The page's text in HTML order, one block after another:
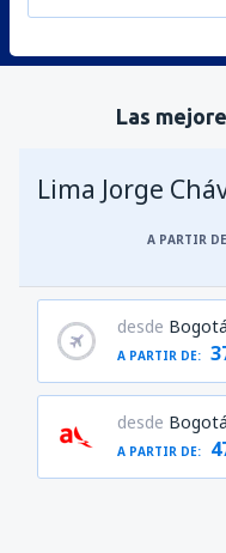
Las
Lima Jorge
A PARTIR
desde
A PARTIR DE:
desde
A PARTIR DE: